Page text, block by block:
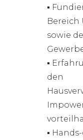
▪
Bereich
sowie
▪
den
▪